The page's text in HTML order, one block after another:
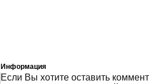
Информация
Eсли Вы хотите оставить